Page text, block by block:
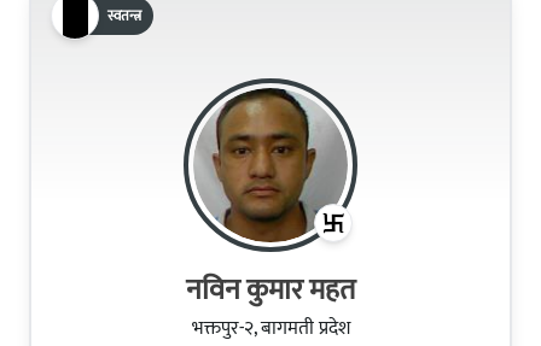
स्वतन्त्र
नविन कुमार महत
भक्तपुर-२, बागमती प्रदेश